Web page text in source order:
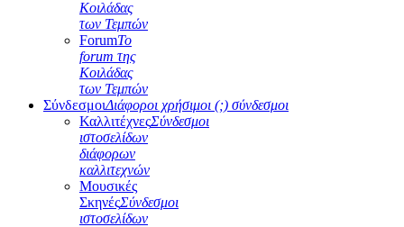
Κοιλάδας
των Τεμπών
ForumΤο
forum της
Κοιλάδας
των Τεμπών
ΣύνδεσμοιΔιάφοροι χρήσιμοι (;) σύνδεσμοι
ΚαλλιτέχνεςΣύνδεσμοι
ιστοσελίδων
διάφορων
καλλιτεχνών
Μουσικές
ΣκηνέςΣύνδεσμοι
ιστοσελίδων